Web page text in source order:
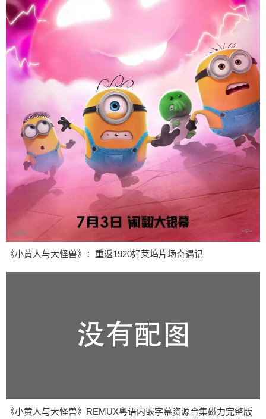
《小黄人与大怪兽》：重返1920好莱坞片场奇遇记
《小黄人与大怪兽》REMUX粤语内嵌字幕资源合集磁力完整版